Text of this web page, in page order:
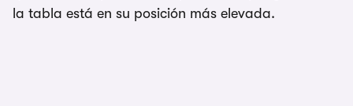
la tabla está en su posición más elevada.